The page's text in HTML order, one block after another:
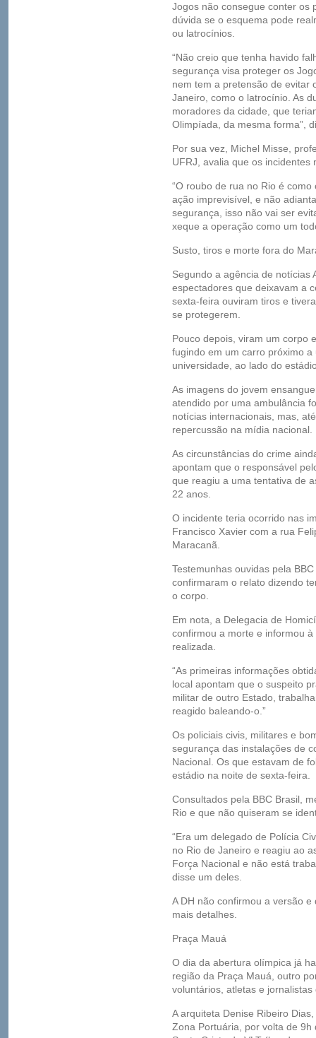
Jogos não consegue conter os
dúvida se o esquema pode
ou latrocínios.
“Não creio que tenha havido
segurança visa proteger os
nem tem a pretensão de evitar
Janeiro, como o latrocínio. As
moradores da cidade, que
Olimpíada, da mesma forma”,
Por sua vez, Michel Misse,
UFRJ, avalia que os
“O roubo de rua no Rio é
ação imprevisível, e não
segurança, isso não vai ser
xeque a operação como um
Susto, tiros e morte fora do
Segundo a agência de notícias
espectadores que deixavam a
sexta-feira ouviram tiros e
se protegerem.
Pouco depois, viram um corpo
fugindo em um carro próximo
universidade, ao lado do
As imagens do jovem
atendido por uma ambulância
notícias internacionais, mas,
repercussão na mídia nacional.
As circunstâncias do crime
apontam que o responsável
que reagiu a uma tentativa de
22 anos.
O incidente teria ocorrido nas
Francisco Xavier com a rua
Maracanã.
Testemunhas ouvidas pela
confirmaram o relato dizendo
o corpo.
Em nota, a Delegacia de
confirmou a morte e informou
realizada.
“As primeiras informações
local apontam que o suspeito
militar de outro Estado,
reagido baleando-o.”
Os policiais civis, militares e
segurança das instalações de
Nacional. Os que estavam de
estádio na noite de sexta-feira.
Consultados pela BBC Brasil,
Rio e que não quiseram se
“Era um delegado de Polícia
no Rio de Janeiro e reagiu ao
Força Nacional e não está
disse um deles.
A DH não confirmou a versão
mais detalhes.
Praça Mauá
O dia da abertura olímpica já
região da Praça Mauá, outro
voluntários, atletas e
A arquiteta Denise Ribeiro
Zona Portuária, por volta de